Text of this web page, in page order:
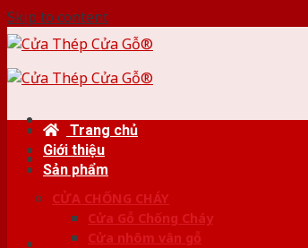
Skip to content
Trang chủ
Giới thiệu
Sản phẩm
CỬA CHỐNG CHÁY
Cửa Gỗ Chống Cháy
Cửa nhôm vân gỗ